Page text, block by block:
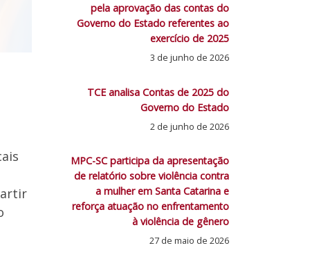
pela aprovação das contas do
Governo do Estado referentes ao
exercício de 2025
3 de junho de 2026
TCE analisa Contas de 2025 do
Governo do Estado
2 de junho de 2026
MPC-SC participa da apresentação
de relatório sobre violência contra
a mulher em Santa Catarina e
reforça atuação no enfrentamento
à violência de gênero
27 de maio de 2026